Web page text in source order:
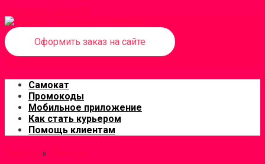
Оформить заказ на сайте
Самокат
Промокоды
Мобильное приложение
Как стать курьером
Помощь клиентам
»